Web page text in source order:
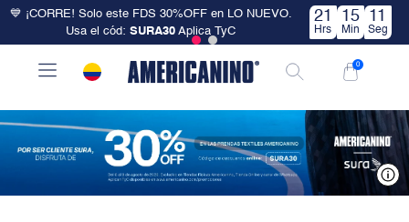
💙 ¡CORRE! Solo este FDS 30%OFF en LO NUEVO.
Usa el cód:SURA30 Aplica TyC
21
Hrs
15
Min
11
Seg
0